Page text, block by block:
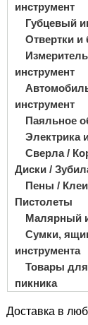
инструмент
Губцевый
Отвертки и
инструмент
инструмент
Паяльное
Электрика
Сверла /
Диски /
Пены /
Пистолеты
Малярный
Сумки,
инструмента
Товары
пикника
Доставка в